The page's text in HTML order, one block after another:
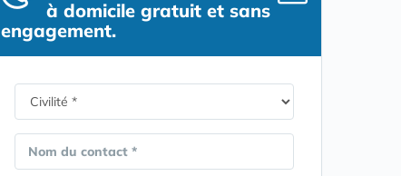
à domicile gratuit et sans
engagement.
Nom du contact *